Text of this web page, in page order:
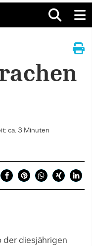
ca. 3 Minuten
der diesjährigen